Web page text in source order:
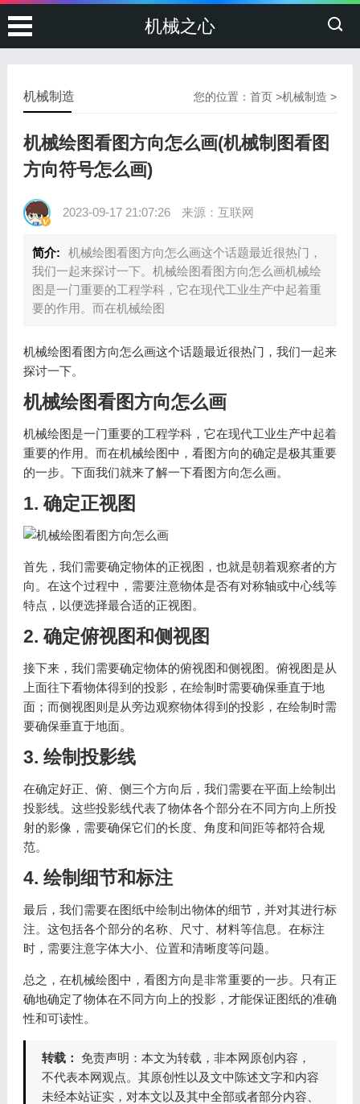
机械之心
您的位置：首页 >机械制造 >
机械制造
机械绘图看图方向怎么画(机械制图看图
方向符号怎么画)
2023-09-17 21:07:26 来源：互联网
简介:
机械绘图看图方向怎么画这个话题最近很热门，
我们一起来探讨一下。机械绘图看图方向怎么画机械绘
图是一门重要的工程学科，它在现代工业生产中起着重
要的作用。而在机械绘图
机械绘图看图方向怎么画这个话题最近很热门，我们一起来
探讨一下。
机械绘图看图方向怎么画
机械绘图是一门重要的工程学科，它在现代工业生产中起着
重要的作用。而在机械绘图中，看图方向的确定是极其重要
的一步。下面我们就来了解一下看图方向怎么画。
1. 确定正视图
首先，我们需要确定物体的正视图，也就是朝着观察者的方
向。在这个过程中，需要注意物体是否有对称轴或中心线等
特点，以便选择最合适的正视图。
2. 确定俯视图和侧视图
接下来，我们需要确定物体的俯视图和侧视图。俯视图是从
上面往下看物体得到的投影，在绘制时需要确保垂直于地
面；而侧视图则是从旁边观察物体得到的投影，在绘制时需
要确保垂直于地面。
3. 绘制投影线
在确定好正、俯、侧三个方向后，我们需要在平面上绘制出
投影线。这些投影线代表了物体各个部分在不同方向上所投
射的影像，需要确保它们的长度、角度和间距等都符合规
范。
4. 绘制细节和标注
最后，我们需要在图纸中绘制出物体的细节，并对其进行标
注。这包括各个部分的名称、尺寸、材料等信息。在标注
时，需要注意字体大小、位置和清晰度等问题。
总之，在机械绘图中，看图方向是非常重要的一步。只有正
确地确定了物体在不同方向上的投影，才能保证图纸的准确
性和可读性。
转载： 免责声明：本文为转载，非本网原创内容，
不代表本网观点。其原创性以及文中陈述文字和内容
未经本站证实，对本文以及其中全部或者部分内容、